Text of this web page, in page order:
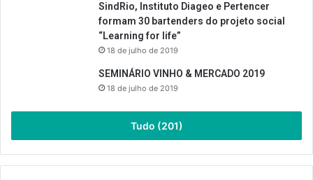
SindRio, Instituto Diageo e Pertencer
formam 30 bartenders do projeto social
“Learning for life”
18 de julho de 2019
SEMINÁRIO VINHO & MERCADO 2019
18 de julho de 2019
Tudo (201)